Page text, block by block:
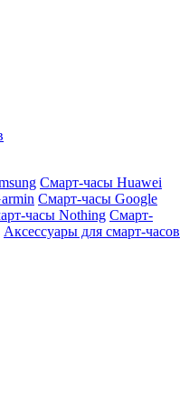
Смарт-часы Huawei
Смарт-часы Google
часы Nothing Смарт-
Аксессуары для смарт-часов